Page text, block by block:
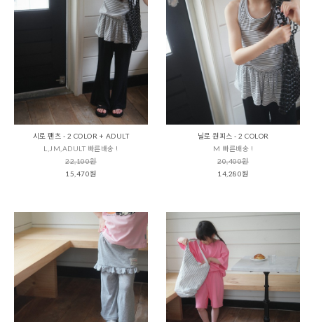
시로 팬츠 - 2 COLOR + ADULT
L,JM,ADULT 빠른배송 !
22,100원
15,470원
닐로 원피스 - 2 COLOR
M 빠른배송 !
20,400원
14,280원